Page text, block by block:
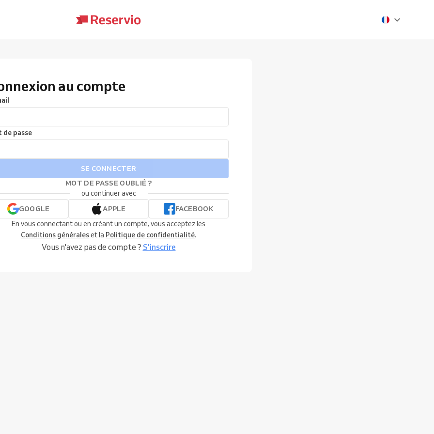
au compte
de passe
SE CONNECTER
MOT DE PASSE OUBLIÉ ?
ou continuer avec
GOOGLE
APPLE
FACEBOOK
En vous connectant ou en créant un compte, vous acceptez les
Conditions généraleset la Politique de confidentialité.
Vous n'avez pas de compte ? S'inscrire